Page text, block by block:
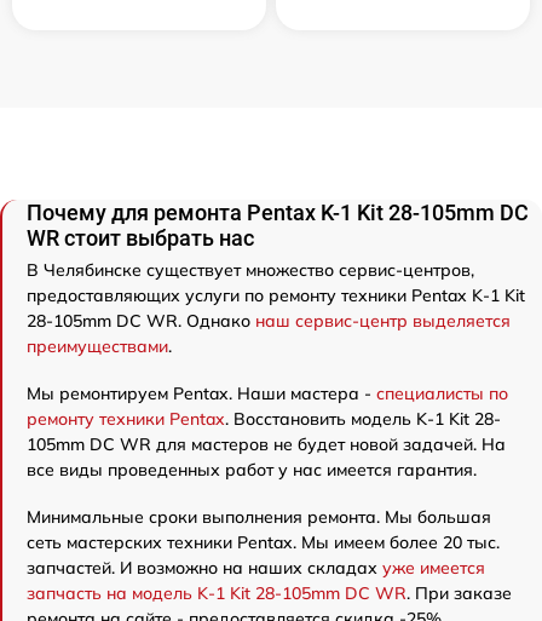
Почему для ремонта Pentax K-1 Kit 28-105mm DC
WR стоит выбрать нас
В Челябинске существует множество сервис-центров,
предоставляющих услуги по ремонту техники Pentax K-1 Kit
28-105mm DC WR. Однако наш сервис-центр выделяется
преимуществами.
Мы ремонтируем Pentax. Наши мастера - специалисты по
ремонту техники Pentax. Восстановить модель K-1 Kit 28-
105mm DC WR для мастеров не будет новой задачей. На
все виды проведенных работ у нас имеется гарантия.
Минимальные сроки выполнения ремонта. Мы большая
сеть мастерских техники Pentax. Мы имеем более 20 тыс.
запчастей. И возможно на наших складах уже имеется
запчасть на модель K-1 Kit 28-105mm DC WR. При заказе